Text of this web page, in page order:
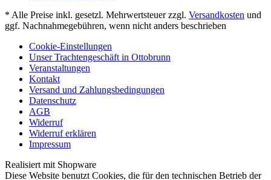
* Alle Preise inkl. gesetzl. Mehrwertsteuer zzgl. Versandkosten und
ggf. Nachnahmegebühren, wenn nicht anders beschrieben
Cookie-Einstellungen
Unser Trachtengeschäft in Ottobrunn
Veranstaltungen
Kontakt
Versand und Zahlungsbedingungen
Datenschutz
AGB
Widerruf
Widerruf erklären
Impressum
Realisiert mit Shopware
Diese Website benutzt Cookies, die für den technischen Betrieb der